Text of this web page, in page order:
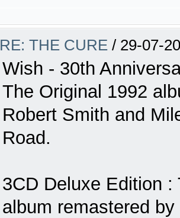
RE: THE CURE / 29-07-
Wish - 30th
The Original 1992
Robert Smith and
Road.
3CD Deluxe Edition :
album remastered